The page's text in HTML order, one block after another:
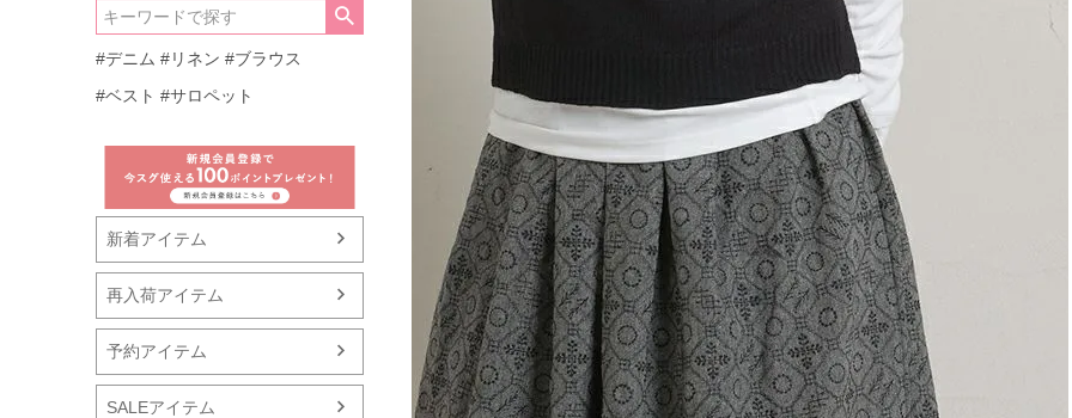
#デニム #リネン #ブラウス
#ベスト #サロペット
新着アイテム
再入荷アイテム
予約アイテム
SALEアイテム